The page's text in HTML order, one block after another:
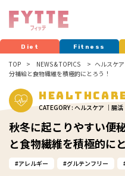
Diet Fitness
TOP NEWS & TOPICS ヘルスケア
分補給と食物繊維を積極的にとろう！
CATEGORY : ヘルスケア ｜腸活
秋冬に起こりやすい便
と食物繊維を積極的に
アレルギー グルテンフリー